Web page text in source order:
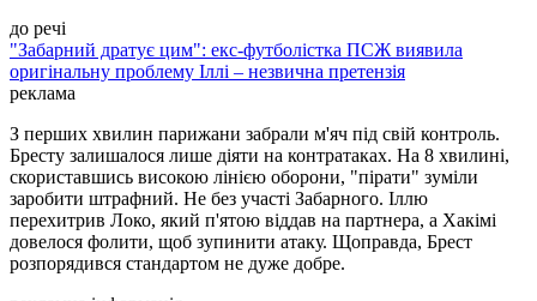
до речі
"Забарний дратує цим": екс-футболістка ПСЖ виявила
оригінальну проблему Іллі – незвична претензія
реклама
З перших хвилин парижани забрали м'яч під свій контроль.
Бресту залишалося лише діяти на контратаках. На 8 хвилині,
скориставшись високою лінією оборони, "пірати" зуміли
заробити штрафний. Не без участі Забарного. Іллю
перехитрив Локо, який п'ятою віддав на партнера, а Хакімі
довелося фолити, щоб зупинити атаку. Щоправда, Брест
розпорядився стандартом не дуже добре.